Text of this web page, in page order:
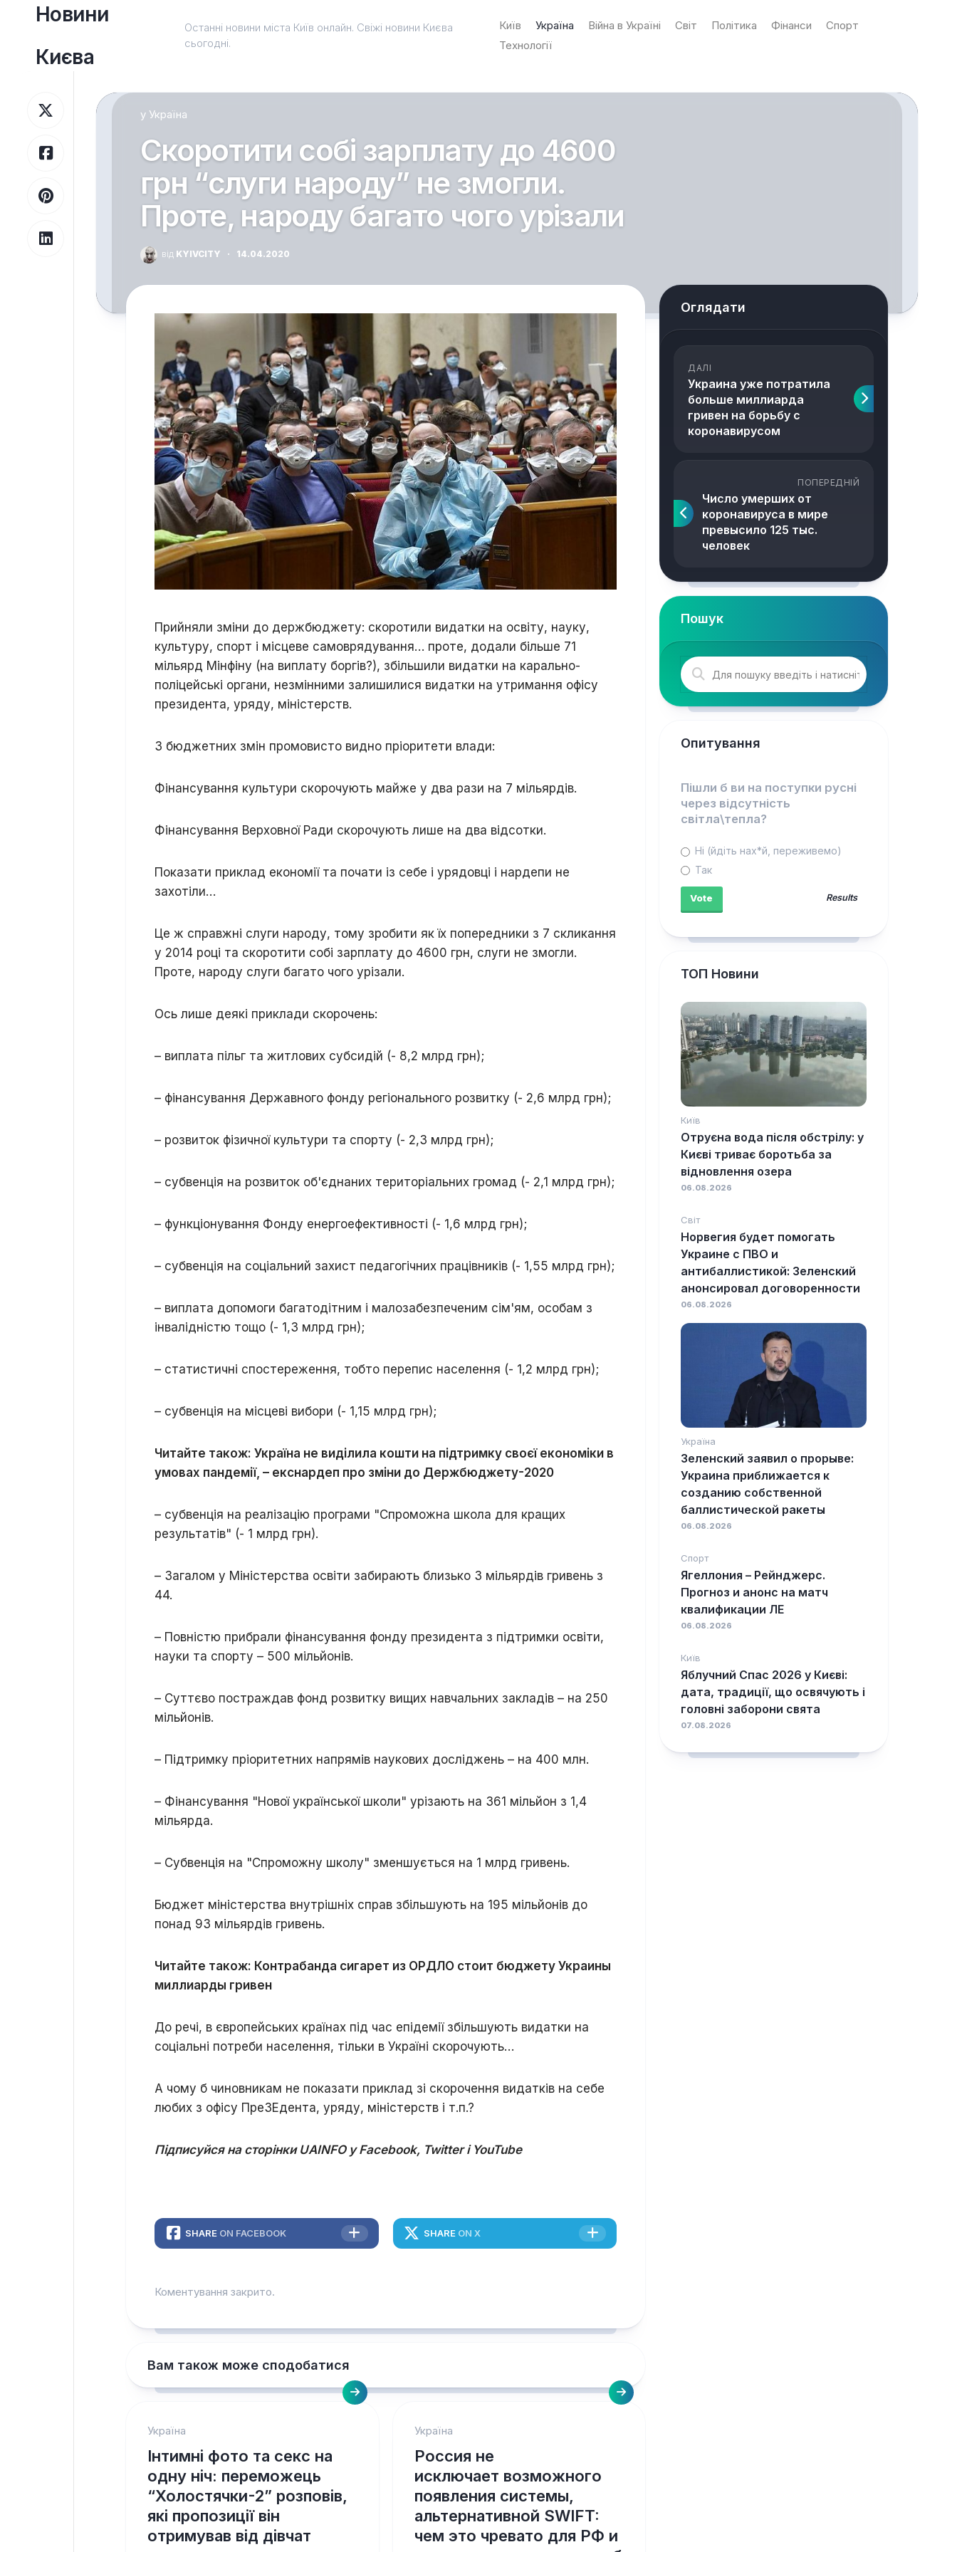
ПерейтиНовини
Києва
Останні новини міста Київ онлайн. Свіжі новини Києва
сьогодні.
Київ Україна Війна в Україні Світ Політика Фінанси
Спорт
Технології
у Україна
Скоротити собі зарплату до 4600
грн “слуги народу” не змогли.
Проте, народу багато чого урізали
від KYIVCITY · 14.04.2020
Прийняли зміни до держбюджету: скоротили видатки на освіту, науку,
культуру, спорт і місцеве самоврядування… проте, додали більше 71
мільярд Мінфіну (на виплату боргів?), збільшили видатки на карально-
поліцейські органи, незмінними залишилися видатки на утримання офісу
президента, уряду, міністерств.
З бюджетних змін промовисто видно пріоритети влади:
Фінансування культури скорочують майже у два рази на 7 мільярдів.
Фінансування Верховної Ради скорочують лише на два відсотки.
Показати приклад економії та почати із себе і урядовці і нардепи не
захотіли…
Це ж справжні слуги народу, тому зробити як їх попередники з 7 скликання
у 2014 році та скоротити собі зарплату до 4600 грн, слуги не змогли.
Проте, народу слуги багато чого урізали.
Ось лише деякі приклади скорочень:
– виплата пільг та житлових субсидій (- 8,2 млрд грн);
– фінансування Державного фонду регіонального розвитку (- 2,6 млрд грн);
– розвиток фізичної культури та спорту (- 2,3 млрд грн);
– субвенція на розвиток об'єднаних територіальних громад (- 2,1 млрд грн);
– функціонування Фонду енергоефективності (- 1,6 млрд грн);
– субвенція на соціальний захист педагогічних працівників (- 1,55 млрд грн);
– виплата допомоги багатодітним і малозабезпеченим сім'ям, особам з
інвалідністю тощо (- 1,3 млрд грн);
– статистичні спостереження, тобто перепис населення (- 1,2 млрд грн);
– субвенція на місцеві вибори (- 1,15 млрд грн);
Читайте також: Україна не виділила кошти на підтримку своєї економіки в
умовах пандемії, – екснардеп про зміни до Держбюджету-2020
– субвенція на реалізацію програми "Спроможна школа для кращих
результатів" (- 1 млрд грн).
– Загалом у Міністерства освіти забирають близько 3 мільярдів гривень з
44.
– Повністю прибрали фінансування фонду президента з підтримки освіти,
науки та спорту – 500 мільйонів.
– Суттєво постраждав фонд розвитку вищих навчальних закладів – на 250
мільйонів.
– Підтримку пріоритетних напрямів наукових досліджень – на 400 млн.
– Фінансування "Нової української школи" урізають на 361 мільйон з 1,4
мільярда.
– Субвенція на "Спроможну школу" зменшується на 1 млрд гривень.
Бюджет міністерства внутрішніх справ збільшують на 195 мільйонів до
понад 93 мільярдів гривень.
Читайте також: Контрабанда сигарет из ОРДЛО стоит бюджету Украины
миллиарды гривен
До речі, в європейських країнах під час епідемії збільшують видатки на
соціальні потреби населення, тільки в Україні скорочують…
А чому б чиновникам не показати приклад зі скорочення видатків на себе
любих з офісу ПреЗЕдента, уряду, міністерств і т.п.?
Підписуйся на сторінки UAINFO у Facebook, Twitter і YouTube
SHARE ON FACEBOOK SHARE ON X
Коментування закрито.
Вам також може сподобатися
Україна
Інтимні фото та секс на
одну ніч: переможець
“Холостячки-2” розповів,
які пропозиції він
отримував від дівчат
Україна
Россия не
исключает возможного
появления системы,
альтернативной SWIFT:
чем это чревато для РФ и
Оглядати
ДАЛІ
Украина уже потратила
больше миллиарда
гривен на борьбу с
коронавирусом
ПОПЕРЕДНІЙ
Число умерших от
коронавируса в мире
превысило 125 тыс.
человек
Пошук
Опитування
Пішли б ви на поступки русні
через відсутність
світла\тепла?
Ні (йдіть нах*й, переживемо)
Так
Results
ТОП Новини
Київ
Отруєна вода після обстрілу: у
Києві триває боротьба за
відновлення озера
06.08.2026
Світ
Норвегия будет помогать
Украине с ПВО и
антибаллистикой: Зеленский
анонсировал договоренности
06.08.2026
Україна
Зеленский заявил о прорыве:
Украина приближается к
созданию собственной
баллистической ракеты
06.08.2026
Спорт
Ягеллония – Рейнджерс.
Прогноз и анонс на матч
квалификации ЛЕ
06.08.2026
Київ
Яблучний Спас 2026 у Києві:
дата, традиції, що освячують і
головні заборони свята
07.08.2026